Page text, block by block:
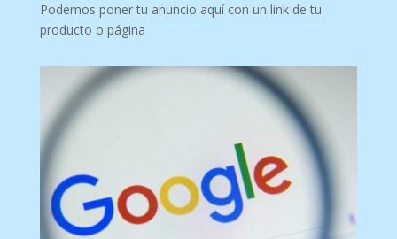
Podemos poner tu anuncio aquí con un link de tu
producto o página